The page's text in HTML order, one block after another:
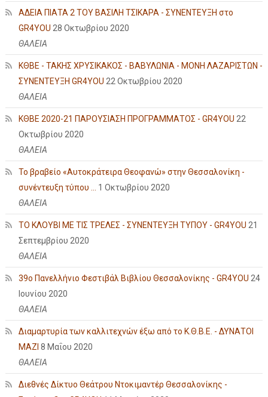
ΑΔΕΙΑ ΠΙΑΤΑ 2 ΤΟΥ ΒΑΣΙΛΗ ΤΣΙΚΑΡΑ - ΣΥΝΕΝΤΕΥΞΗ στο
GR4YOU 28 Οκτωβρίου 2020
ΘΑΛΕΙΑ
ΚΘΒΕ - ΤΑΚΗΣ ΧΡΥΣΙΚΑΚΟΣ - ΒΑΒΥΛΩΝΙΑ - ΜΟΝΗ ΛΑΖΑΡΙΣΤΩΝ -
ΣΥΝΕΝΤΕΥΞΗ GR4YOU 22 Οκτωβρίου 2020
ΘΑΛΕΙΑ
ΚΘΒΕ 2020-21 ΠΑΡΟΥΣΙΑΣΗ ΠΡΟΓΡΑΜΜΑΤΟΣ - GR4YOU 22
Οκτωβρίου 2020
ΘΑΛΕΙΑ
Το βραβείο «Αυτοκράτειρα Θεοφανώ» στην Θεσσαλονίκη -
συνέντευξη τύπου ...
1 Οκτωβρίου 2020
ΘΑΛΕΙΑ
ΤΟ ΚΛΟΥΒΙ ΜΕ ΤΙΣ ΤΡΕΛΕΣ - ΣΥΝΕΝΤΕΥΞΗ ΤΥΠΟΥ - GR4YOU 21
Σεπτεμβρίου 2020
ΘΑΛΕΙΑ
39ο Πανελλήνιο Φεστιβάλ Βιβλίου Θεσσαλονίκης - GR4YOU 24
Ιουνίου 2020
ΘΑΛΕΙΑ
Διαμαρτυρία των καλλιτεχνών έξω από το Κ.Θ.Β.Ε. - ΔΥΝΑΤΟΙ
ΜΑΖΙ 8 Μαΐου 2020
ΘΑΛΕΙΑ
Διεθνές Δίκτυο Θεάτρου Ντοκιμαντέρ Θεσσαλονίκης -